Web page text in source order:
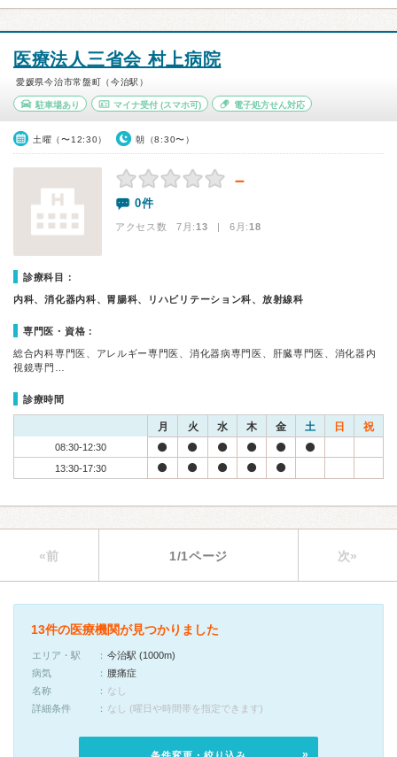
医療法人三省会 村上病院
愛媛県今治市常盤町（今治駅）
駐車場あり マイナ受付(スマホ可) 電子処方せん対応
土曜（〜12:30） 朝（8:30〜）
－
0件
アクセス数 7月:13 | 6月:18
診療科目：
内科、消化器内科、胃腸科、リハビリテーション科、放射線科
専門医・資格：
総合内科専門医、アレルギー専門医、消化器病専門医、肝臓専門医、消化器内
視鏡専門…
診療時間
月 火 水 木 金 土 日 祝
08:30-12:30
13:30-17:30
«前 1/1ページ 次»
13件の医療機関が見つかりました
エリア・駅
今治駅 (1000m)
病気
腰痛症
名称
なし
詳細条件
なし (曜日や時間帯を指定できます)